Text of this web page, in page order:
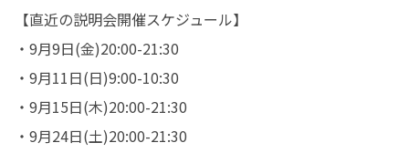
【直近の説明会開催スケジュール】
・9月9日(金)20:00-21:30
・9月11日(日)9:00-10:30
・9月15日(木)20:00-21:30
・9月24日(土)20:00-21:30